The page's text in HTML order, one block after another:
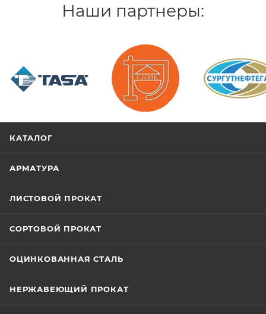
Наши партнеры:
КАТАЛОГ
АРМАТУРА
ЛИСТОВОЙ ПРОКАТ
СОРТОВОЙ ПРОКАТ
ОЦИНКОВАННАЯ СТАЛЬ
НЕРЖАВЕЮЩИЙ ПРОКАТ